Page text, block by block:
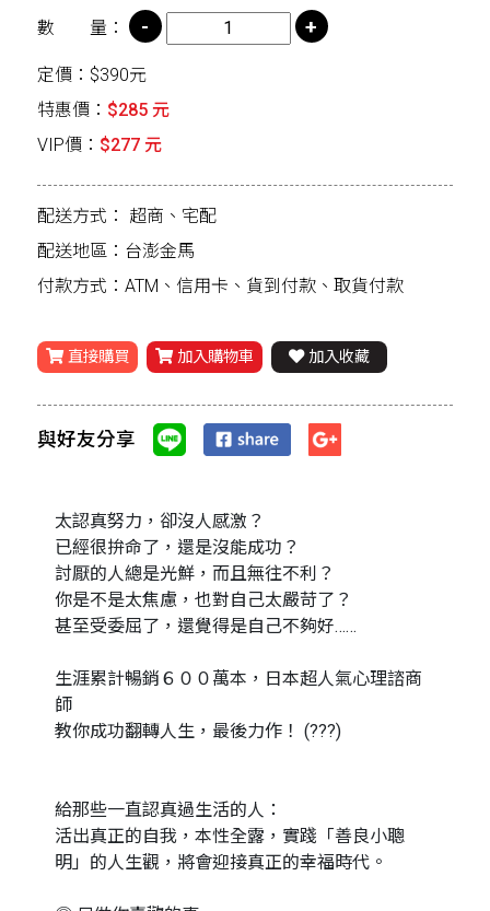
數 量：
定價：$390元
特惠價： $285 元
VIP價： $277 元
配送方式： 超商、宅配
配送地區：台澎金馬
付款方式：ATM、信用卡、貨到付款、取貨付款
直接購買 加入購物車 加入收藏
與好友分享
太認真努力，卻沒人感激？
已經很拚命了，還是沒能成功？
討厭的人總是光鮮，而且無往不利？
你是不是太焦慮，也對自己太嚴苛了？
甚至受委屈了，還覺得是自己不夠好……
生涯累計暢銷６００萬本，日本超人氣心理諮商
師
教你成功翻轉人生，最後力作！ (???)
給那些一直認真過生活的人：
活出真正的自我，本性全露，實踐「善良小聰
明」的人生觀，將會迎接真正的幸福時代。